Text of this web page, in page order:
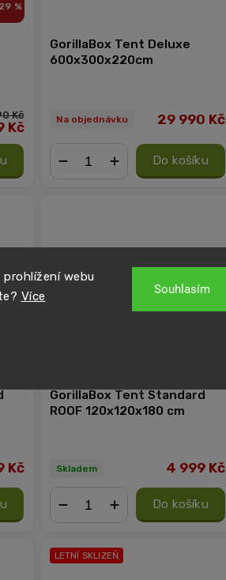
webu
Více
Souhlasím
%
Kč
Kč
GorillaBox Tent Deluxe
600x300x220cm
Na objednávku 29 990 Kč
Do košíku
Kč
GorillaBox Tent Standard
ROOF 120x120x180 cm
Skladem 4 999 Kč
Do košíku
LETNÍ SKLIZEŇ